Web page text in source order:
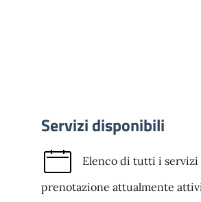
Servizi disponibili
Elenco di tutti i servizi
prenotazione attualmente